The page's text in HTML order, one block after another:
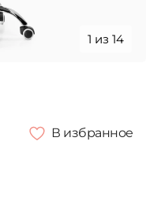
1 из 14
В избранное